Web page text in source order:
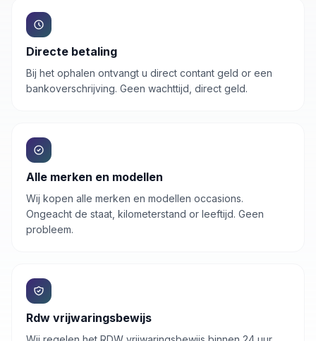
Directe betaling
Bij het ophalen ontvangt u direct contant geld or een
bankoverschrijving. Geen wachttijd, direct geld.
Alle merken en modellen
Wij kopen alle merken en modellen occasions.
Ongeacht de staat, kilometerstand or leeftijd. Geen
probleem.
Rdw vrijwaringsbewijs